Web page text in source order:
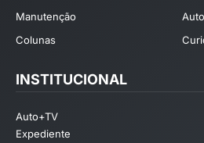
Manutenção
Colunas
INSTITUCIONAL
Auto+TV
Expediente